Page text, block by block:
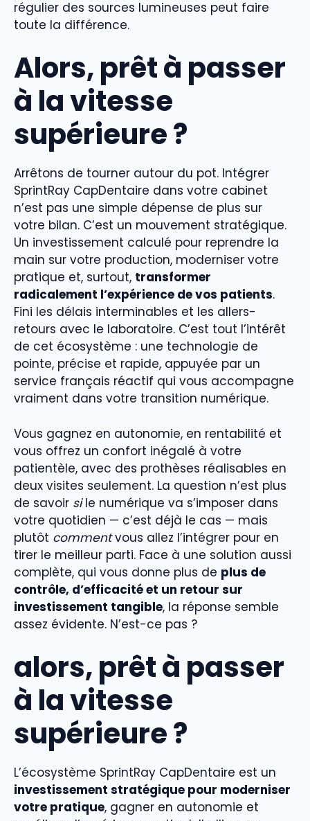
régulier des sources lumineuses peut faire
toute la différence.
Alors, prêt à passer
à la vitesse
supérieure ?
Arrêtons de tourner autour du pot. Intégrer
SprintRay CapDentaire dans votre cabinet
n’est pas une simple dépense de plus sur
votre bilan. C’est un mouvement stratégique.
Un investissement calculé pour reprendre la
main sur votre production, moderniser votre
pratique et, surtout, transformer
radicalement l’expérience de vos patients.
Fini les délais interminables et les allers-
retours avec le laboratoire. C’est tout l’intérêt
de cet écosystème : une technologie de
pointe, précise et rapide, appuyée par un
service français réactif qui vous accompagne
vraiment dans votre transition numérique.
Vous gagnez en autonomie, en rentabilité et
vous offrez un confort inégalé à votre
patientèle, avec des prothèses réalisables en
deux visites seulement. La question n’est plus
de savoir sile numérique va s’imposer dans
votre quotidien — c’est déjà le cas — mais
plutôt commentvous allez l’intégrer pour en
tirer le meilleur parti. Face à une solution aussi
complète, qui vous donne plus de plus de
contrôle, d’efficacité et un retour sur
investissement tangible, la réponse semble
assez évidente. N’est-ce pas ?
alors, prêt à passer
à la vitesse
supérieure ?
L’écosystème SprintRay CapDentaire est un
investissement stratégique pour moderniser
votre pratique, gagner en autonomie et